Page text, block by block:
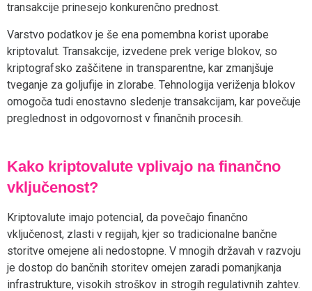
transakcije prinesejo konkurenčno prednost.
Varstvo podatkov je še ena pomembna korist uporabe
kriptovalut. Transakcije, izvedene prek verige blokov, so
kriptografsko zaščitene in transparentne, kar zmanjšuje
tveganje za goljufije in zlorabe. Tehnologija veriženja blokov
omogoča tudi enostavno sledenje transakcijam, kar povečuje
preglednost in odgovornost v finančnih procesih.
Kako kriptovalute vplivajo na finančno
vključenost?
Kriptovalute imajo potencial, da povečajo finančno
vključenost, zlasti v regijah, kjer so tradicionalne bančne
storitve omejene ali nedostopne. V mnogih državah v razvoju
je dostop do bančnih storitev omejen zaradi pomanjkanja
infrastrukture, visokih stroškov in strogih regulativnih zahtev.